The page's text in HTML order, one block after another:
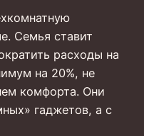
Семья ставит
расходы на
на 20%, не
комфорта. Они
гаджетов, а с